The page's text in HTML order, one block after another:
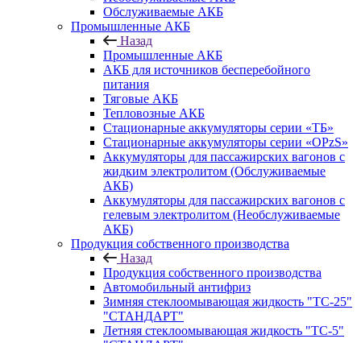
Обслуживаемые АКБ
Промышленные АКБ
Назад
Промышленные АКБ
АКБ для источников бесперебойного
питания
Тяговые АКБ
Тепловозные АКБ
Стационарные аккумуляторы серии «ТБ»
Стационарные аккумуляторы серии «OPzS»
Аккумуляторы для пассажирских вагонов с
жидким электролитом (Обслуживаемые
АКБ)
Аккумуляторы для пассажирских вагонов с
гелевым электролитом (Необслуживаемые
АКБ)
Продукция собственного производства
Назад
Продукция собственного производства
Автомобильный антифриз
Зимняя стеклоомывающая жидкость "ТС-25"
"СТАНДАРТ"
Летняя стеклоомывающая жидкость "ТС-5"